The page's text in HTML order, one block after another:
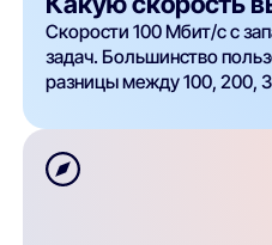
Скорости 100 Мбит/с с
задач. Большинство
разницы между 100, 200,